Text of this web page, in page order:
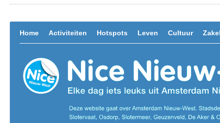
Home Activiteiten Hotspots Leven Cultuur